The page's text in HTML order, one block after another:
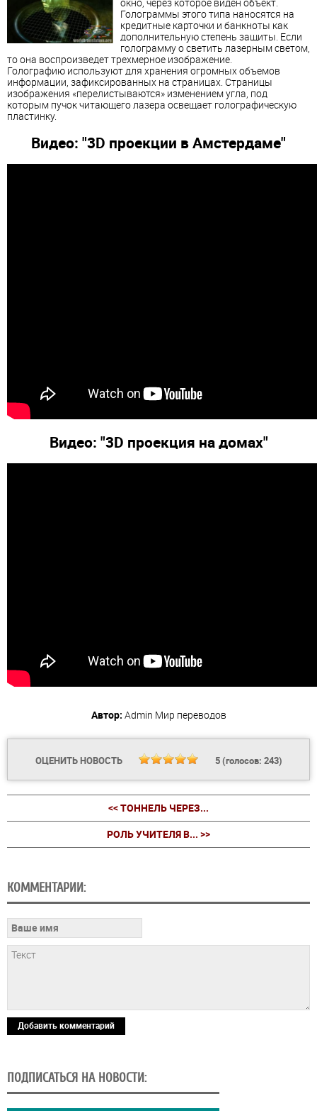
Голограммы этого типа наносятся на
кредитные карточки и банкноты как
дополнительную степень защиты. Если
голограмму о светить лазерным светом,
то она воспроизведет трехмерное изображение.
Голографию используют для хранения огромных объемов
информации, зафиксированных на страницах. Страницы
изображения «перелистываются» изменением угла, под
которым пучок читающего лазера освещает голографическую
пластинку.
Видео: "3D проекции в Амстердаме"
Видео: "3D проекция на домах"
Автор: Admin Мир переводов
ОЦЕНИТЬ НОВОСТЬ 5(голосов: 243)
<< ТОННЕЛЬ ЧЕРЕЗ...
РОЛЬ УЧИТЕЛЯ В... >>
КОММЕНТАРИИ:
Добавить комментарий
ПОДПИСАТЬСЯ НА НОВОСТИ: